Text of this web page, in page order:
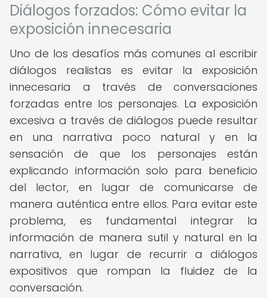
Diálogos forzados: Cómo evitar la
exposición innecesaria
Uno de los desafíos más comunes al escribir
diálogos realistas es evitar la exposición
innecesaria a través de conversaciones
forzadas entre los personajes. La exposición
excesiva a través de diálogos puede resultar
en una narrativa poco natural y en la
sensación de que los personajes están
explicando información solo para beneficio
del lector, en lugar de comunicarse de
manera auténtica entre ellos. Para evitar este
problema, es fundamental integrar la
información de manera sutil y natural en la
narrativa, en lugar de recurrir a diálogos
expositivos que rompan la fluidez de la
conversación.